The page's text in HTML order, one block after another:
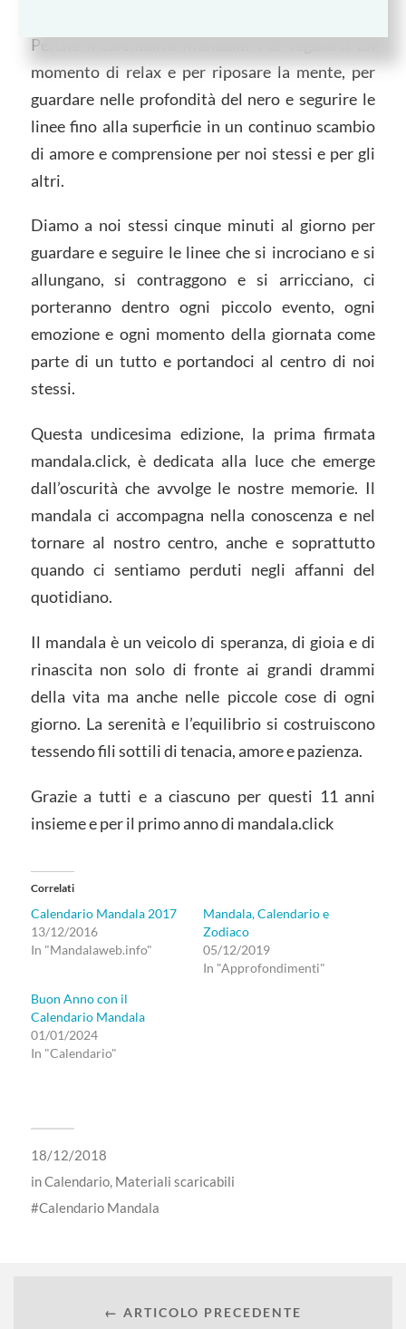
Perché il calendario Mandala? Per regalarci un
momento di relax e per riposare la mente, per
guardare nelle profondità del nero e segurire le
linee fino alla superficie in un continuo scambio
di amore e comprensione per noi stessi e per gli
altri.
Diamo a noi stessi cinque minuti al giorno per
guardare e seguire le linee che si incrociano e si
allungano, si contraggono e si arricciano, ci
porteranno dentro ogni piccolo evento, ogni
emozione e ogni momento della giornata come
parte di un tutto e portandoci al centro di noi
stessi.
Questa undicesima edizione, la prima firmata
mandala.click, è dedicata alla luce che emerge
dall’oscurità che avvolge le nostre memorie. Il
mandala ci accompagna nella conoscenza e nel
tornare al nostro centro, anche e soprattutto
quando ci sentiamo perduti negli affanni del
quotidiano.
Il mandala è un veicolo di speranza, di gioia e di
rinascita non solo di fronte ai grandi drammi
della vita ma anche nelle piccole cose di ogni
giorno. La serenità e l’equilibrio si costruiscono
tessendo fili sottili di tenacia, amore e pazienza.
Grazie a tutti e a ciascuno per questi 11 anni
insieme e per il primo anno di mandala.click
Correlati
Calendario Mandala 2017
13/12/2016
In "Mandalaweb.info"
Mandala, Calendario e
Zodiaco
05/12/2019
In "Approfondimenti"
Buon Anno con il
Calendario Mandala
01/01/2024
In "Calendario"
18/12/2018
inCalendario, Materiali scaricabili
Calendario Mandala
← ARTICOLO PRECEDENTE